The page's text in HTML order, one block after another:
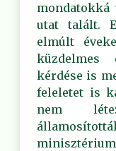
mondatokká
utat talált.
elmúlt
küzdelmes
kérdése is
feleletet is
nem